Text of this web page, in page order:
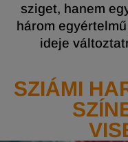
sziget, hanem
három
ideje
SZIÁMI